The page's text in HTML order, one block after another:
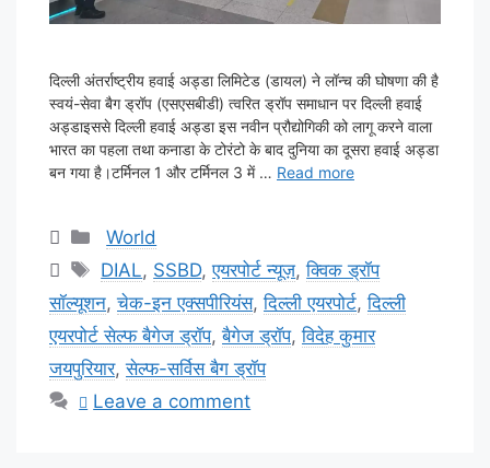
दिल्ली अंतर्राष्ट्रीय हवाई अड्डा लिमिटेड (डायल) ने लॉन्च की घोषणा की है
स्वयं-सेवा बैग ड्रॉप (एसएसबीडी) त्वरित ड्रॉप समाधान पर दिल्ली हवाई
अड्डाइससे दिल्ली हवाई अड्डा इस नवीन प्रौद्योगिकी को लागू करने वाला
भारत का पहला तथा कनाडा के टोरंटो के बाद दुनिया का दूसरा हवाई अड्डा
बन गया है।टर्मिनल 1 और टर्मिनल 3 में … Read more
Categories
World
Tags
DIAL, SSBD,एयरपोर्ट न्यूज़,क्विक ड्रॉप
सॉल्यूशन,चेक-इन एक्सपीरियंस,दिल्ली एयरपोर्ट,दिल्ली
एयरपोर्ट सेल्फ बैगेज ड्रॉप,बैगेज ड्रॉप,विदेह कुमार
जयपुरियार,सेल्फ-सर्विस बैग ड्रॉप
Leave a comment